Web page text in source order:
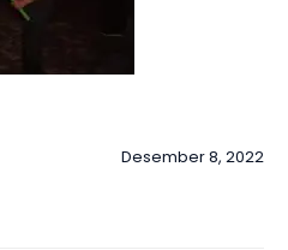
Desember 8, 2022